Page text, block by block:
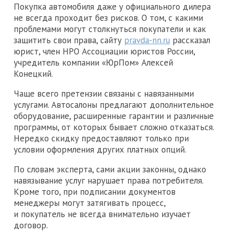
Покупка автомобиля даже у официального дилера
не всегда проходит без рисков. О том, с какими
проблемами могут столкнуться покупатели и как
защитить свои права, сайту pravda-nn.ru рассказал
юрист, член НРО Ассоциации юристов России,
учредитель компании «ЮрПом» Алексей
Конецкий.
Чаще всего претензии связаны с навязанными
услугами. Автосалоны предлагают дополнительное
оборудование, расширенные гарантии и различные
программы, от которых бывает сложно отказаться.
Нередко скидку предоставляют только при
условии оформления других платных опций.
По словам эксперта, сами акции законны, однако
навязывание услуг нарушает права потребителя.
Кроме того, при подписании документов
менеджеры могут затягивать процесс,
и покупатель не всегда внимательно изучает
договор.